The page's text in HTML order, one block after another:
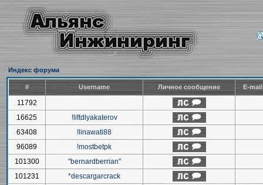
Индекс форума
# Username Личное сообщение E-
11792
16625
!liftdlyakaterov
63408
!linawati88
96089
!mostbetpk
101300
"bernardberrian"
101231
*descargarcrack